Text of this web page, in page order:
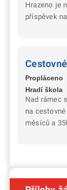
Hrazeno je
příspěvek
Cestovné
Propláceno
Hradí škola
Nad rámec
na
měsíců a